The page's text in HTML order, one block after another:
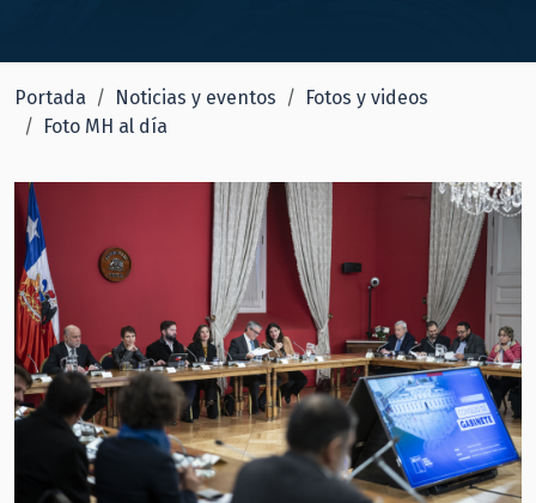
Portada Noticias y eventos
Fotos y videos
Foto MH al día